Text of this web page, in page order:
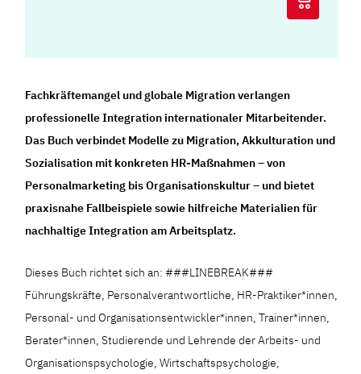
Fachkräftemangel und globale Migration verlangen
professionelle Integration internationaler Mitarbeitender.
Das Buch verbindet Modelle zu Migration, Akkulturation und
Sozialisation mit konkreten HR-Maßnahmen – von
Personalmarketing bis Organisationskultur – und bietet
praxisnahe Fallbeispiele sowie hilfreiche Materialien für
nachhaltige Integration am Arbeitsplatz.
Dieses Buch richtet sich an: ###LINEBREAK###
Führungskräfte, Personalverantwortliche, HR-Praktiker*innen,
Personal- und Organisationsentwickler*innen, Trainer*innen,
Berater*innen, Studierende und Lehrende der Arbeits- und
Organisationspsychologie, Wirtschaftspsychologie,